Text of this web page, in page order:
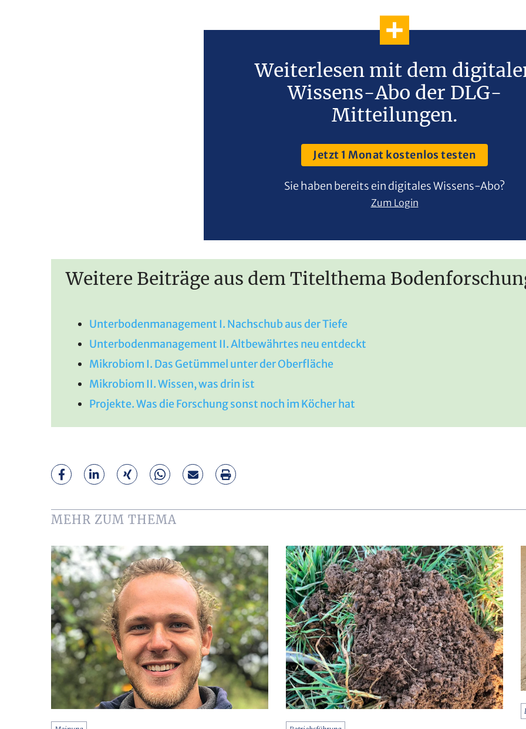
Weiterlesen mit dem
Wissens-Abo der DLG-
Mitteilungen.
Jetzt 1 Monat kostenlos testen
Sie haben bereits ein digitales Wissens-Abo?
Zum Login
Weitere Beiträge aus dem Titelthema
Unterbodenmanagement I. Nachschub aus der Tiefe
Unterbodenmanagement II. Altbewährtes neu entdeckt
Mikrobiom I. Das Getümmel unter der Oberfläche
Mikrobiom II. Wissen, was drin ist
Projekte. Was die Forschung sonst noch im Köcher hat
MEHR ZUM THEMA